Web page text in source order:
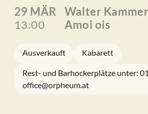
29 MÄR
13:00
Walter
Amoi ois
Ausverkauft Kabarett
Rest- und Barhockerplätze unter:
office@orpheum.at